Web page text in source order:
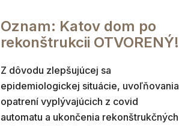
Oznam: Katov dom po
rekonštrukcii OTVORENÝ!
Z dôvodu zlepšujúcej sa
epidemiologickej situácie, uvoľňovania
opatrení vyplývajúcich z covid
automatu a ukončenia rekonštrukčných